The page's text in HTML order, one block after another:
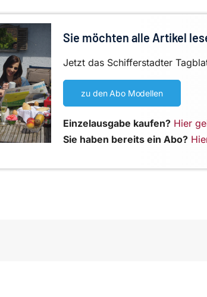
Sie möchten alle Artikel
Jetzt das Schifferstadter
zu den Abo Modellen
Einzelausgabe kaufen? Hier
Sie haben bereits ein Abo?